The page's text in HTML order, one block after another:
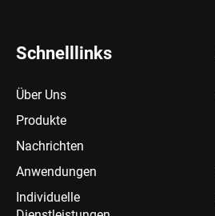
Schnelllinks
Über Uns
Produkte
Nachrichten
Anwendungen
Individuelle